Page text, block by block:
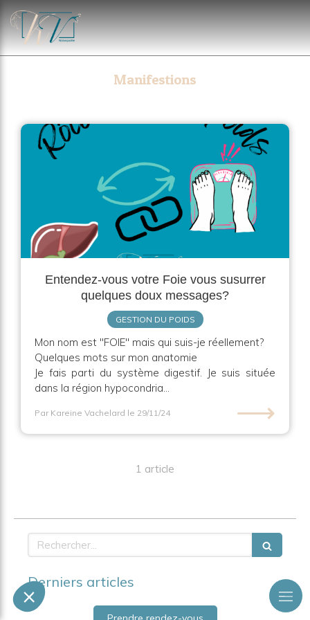
Manifestions
Entendez-vous votre Foie vous susurrer
quelques doux messages?
GESTION DU POIDS
Mon nom est "FOIE" mais qui suis-je réellement?
Quelques mots sur mon anatomie
Je fais parti du système digestif. Je suis située
dans la région hypocondria...
Par Kareine Vachelard le 29/11/24 ⟶
1 article
Rechercher
Derniers articles